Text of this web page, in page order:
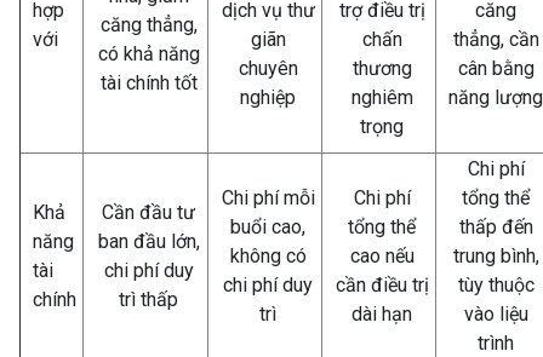
hợp
với
căng thẳng,
có khả năng
tài chính tốt
dịch vụ thư
giãn
chuyên
nghiệp
trợ điều trị
chấn
thương
nghiêm
trọng
căng
thẳng, cần
cân bằng
năng lượng
Khả
năng
tài
chính
Cần đầu tư
ban đầu lớn,
chi phí duy
trì thấp
Chi phí mỗi
buổi cao,
không có
chi phí duy
trì
Chi phí
tổng thể
cao nếu
cần điều trị
dài hạn
Chi phí
tổng thể
thấp đến
trung bình,
tùy thuộc
vào liệu
trình